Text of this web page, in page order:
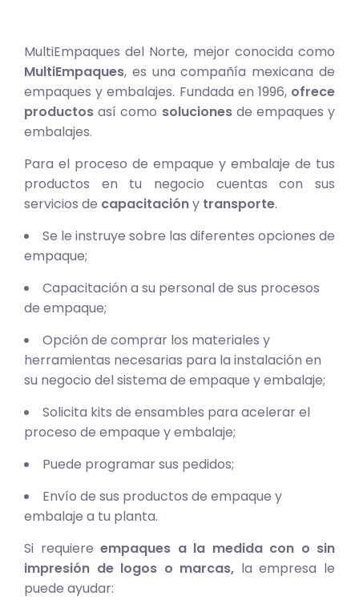
MultiEmpaques del Norte, mejor conocida como
MultiEmpaques, es una compañía mexicana de
empaques y embalajes. Fundada en 1996, ofrece
productosasí como solucionesde empaques y
embalajes.
Para el proceso de empaque y embalaje de tus
productos en tu negocio cuentas con sus
servicios de capacitacióny transporte.
Se le instruye sobre las diferentes opciones de
empaque;
Capacitación a su personal de sus procesos
de empaque;
Opción de comprar los materiales y
herramientas necesarias para la instalación en
su negocio del sistema de empaque y embalaje;
Solicita kits de ensambles para acelerar el
proceso de empaque y embalaje;
Puede programar sus pedidos;
Envío de sus productos de empaque y
embalaje a tu planta.
Si requiere empaques a la medida con o sin
impresión de logos o marcas, la empresa le
puede ayudar: